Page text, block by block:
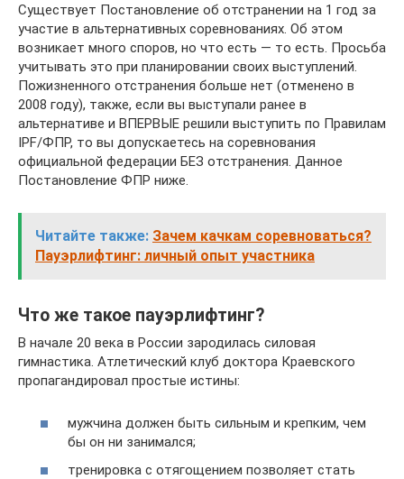
Существует Постановление об отстранении на 1 год за
участие в альтернативных соревнованиях. Об этом
возникает много споров, но что есть — то есть. Просьба
учитывать это при планировании своих выступлений.
Пожизненного отстранения больше нет (отменено в
2008 году), также, если вы выступали ранее в
альтернативе и ВПЕРВЫЕ решили выступить по Правилам
IPF/ФПР, то вы допускаетесь на соревнования
официальной федерации БЕЗ отстранения. Данное
Постановление ФПР ниже.
Читайте также: Зачем качкам соревноваться?
Пауэрлифтинг: личный опыт участника
Что же такое пауэрлифтинг?
В начале 20 века в России зародилась силовая
гимнастика. Атлетический клуб доктора Краевского
пропагандировал простые истины:
мужчина должен быть сильным и крепким, чем
бы он ни занимался;
тренировка с отягощением позволяет стать